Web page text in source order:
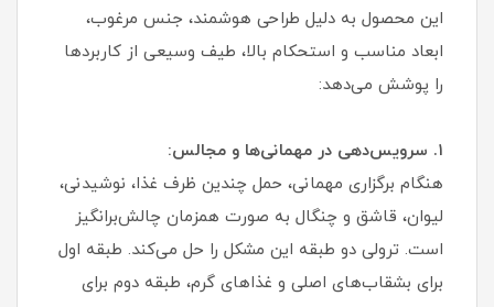
این محصول به دلیل طراحی هوشمند، جنس مرغوب،
ابعاد مناسب و استحکام بالا، طیف وسیعی از کاربردها
را پوشش می‌دهد:
۱. سرویس‌دهی در مهمانی‌ها و مجالس:
هنگام برگزاری مهمانی، حمل چندین ظرف غذا، نوشیدنی،
لیوان، قاشق و چنگال به صورت همزمان چالش‌برانگیز
است. ترولی دو طبقه این مشکل را حل می‌کند. طبقه اول
برای بشقاب‌های اصلی و غذاهای گرم، طبقه دوم برای